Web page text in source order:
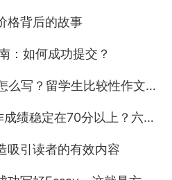
格背后的故事
：如何成功提交？
？留学生比较性作文写作技巧
以上？六个技巧让你成为英语论文大师
吸引读者的有效内容